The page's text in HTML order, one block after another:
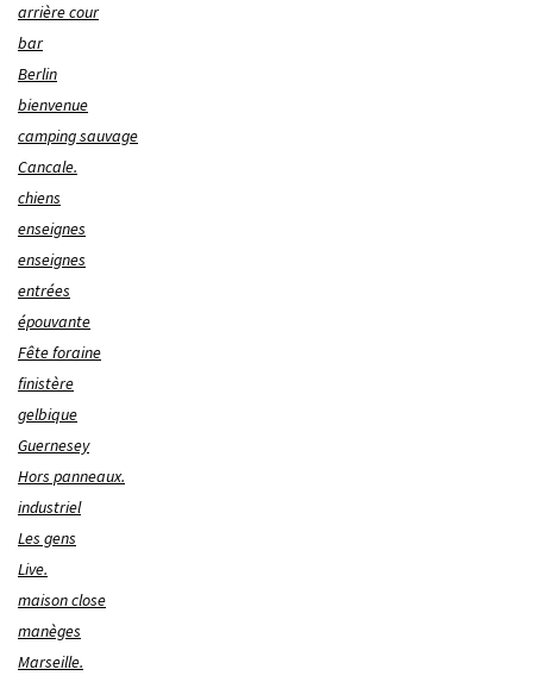
arrière cour
bar
Berlin
bienvenue
camping sauvage
Cancale.
chiens
enseignes
enseignes
entrées
épouvante
Fête foraine
finistère
gelbique
Guernesey
Hors panneaux.
industriel
Les gens
Live.
maison close
manèges
Marseille.